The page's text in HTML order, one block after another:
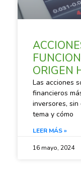
ORIGEN
Las acciones
financieros
inversores,
tema y cómo
LEER MÁS »
16 mayo, 2024